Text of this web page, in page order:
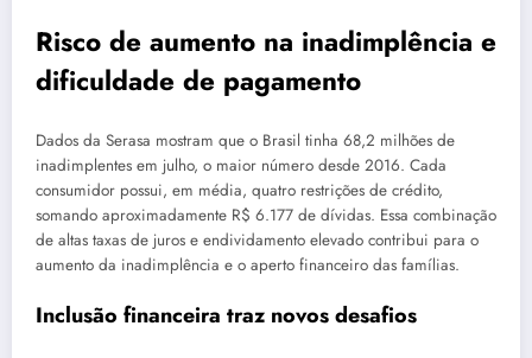
Risco de aumento na inadimplência e
dificuldade de pagamento
Dados da Serasa mostram que o Brasil tinha 68,2 milhões de
inadimplentes em julho, o maior número desde 2016. Cada
consumidor possui, em média, quatro restrições de crédito,
somando aproximadamente R$ 6.177 de dívidas. Essa combinação
de altas taxas de juros e endividamento elevado contribui para o
aumento da inadimplência e o aperto financeiro das famílias.
Inclusão financeira traz novos desafios